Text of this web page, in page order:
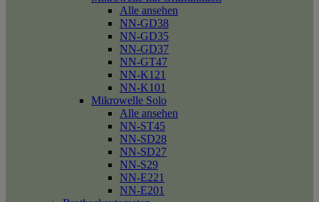
Alle ansehen
NN-GD38
NN-GD35
NN-GD37
NN-GT47
NN-K121
NN-K101
Mikrowelle Solo
Alle ansehen
NN-ST45
NN-SD28
NN-SD27
NN-S29
NN-E221
NN-E201